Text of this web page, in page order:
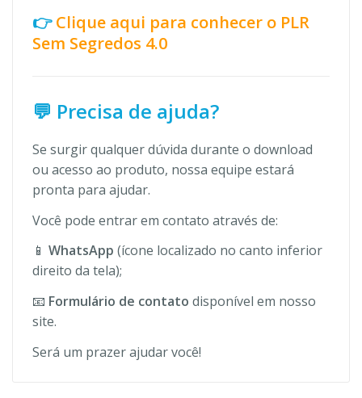
👉 Clique aqui para conhecer o PLR
Sem Segredos 4.0
💬 Precisa de ajuda?
Se surgir qualquer dúvida durante o download
ou acesso ao produto, nossa equipe estará
pronta para ajudar.
Você pode entrar em contato através de:
📱 WhatsApp (ícone localizado no canto inferior
direito da tela);
📧 Formulário de contato disponível em nosso
site.
Será um prazer ajudar você!